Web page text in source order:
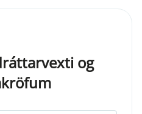
og